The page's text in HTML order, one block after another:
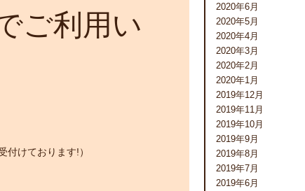
ご利用い
付けております!）
2020年6月
2020年5月
2020年4月
2020年3月
2020年2月
2020年1月
2019年12月
2019年11月
2019年10月
2019年9月
2019年8月
2019年7月
2019年6月